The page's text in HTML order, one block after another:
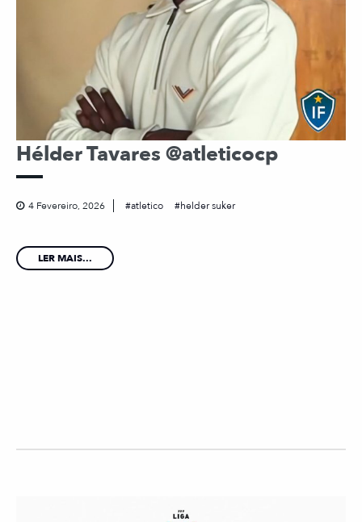
Hélder Tavares @atleticocp
4 Fevereiro, 2026 atletico helder suker
LER MAIS...